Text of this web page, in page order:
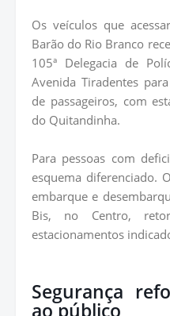
Os veículos que
Barão do Rio Branco
105ª Delegacia de
Avenida Tiradentes
de passageiros, com
do Quitandinha.
Para pessoas com
esquema diferenciado.
embarque e
Bis, no Centro,
estacionamentos
Segurança
ao público